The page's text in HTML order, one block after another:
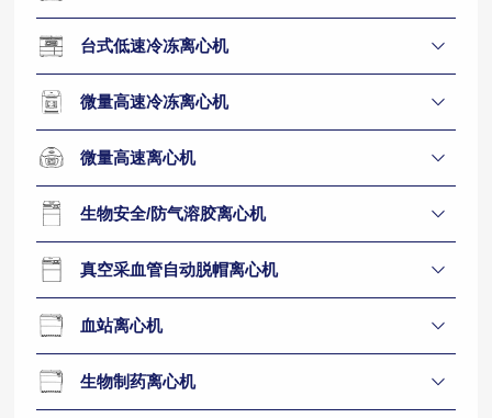
台式低速冷冻离心机
微量高速冷冻离心机
微量高速离心机
生物安全/防气溶胶离心机
真空采血管自动脱帽离心机
血站离心机
生物制药离心机